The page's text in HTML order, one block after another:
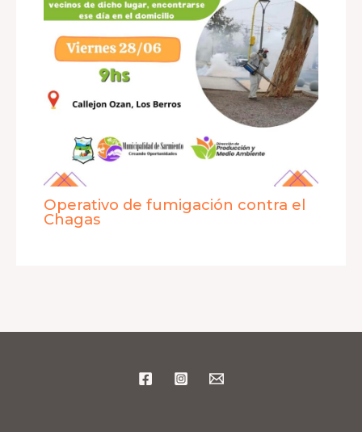
Operativo de fumigación contra el
Chagas